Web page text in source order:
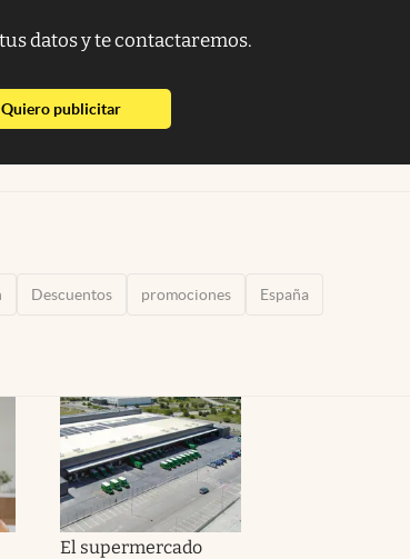
datos y te contactaremos.
Quiero publicitarabre en nueva pestaña
Descuentos promociones España
El supermercado